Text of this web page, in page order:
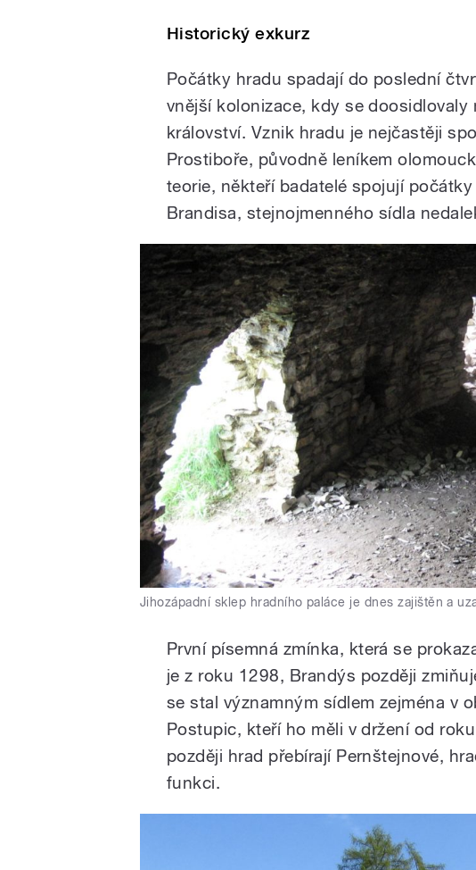
Historický exkurz
Počátky hradu spadají do poslední
vnější kolonizace, kdy se doosidlovaly
království. Vznik hradu je nejčastěji
Prostiboře, původně leníkem
teorie, někteří badatelé spojují
Brandisa, stejnojmenného sídla
Jihozápadní sklep hradního paláce je dnes zajištěn a
První písemná zmínka, která se
je z roku 1298, Brandýs později
se stal významným sídlem zejména v
Postupic, kteří ho měli v držení od
později hrad přebírají Pernštejnové,
funkci.